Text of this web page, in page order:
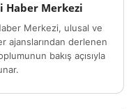
Haber Merkezi
Merkezi, ulusal ve
ajanslarından derlenen
bakış açısıyla